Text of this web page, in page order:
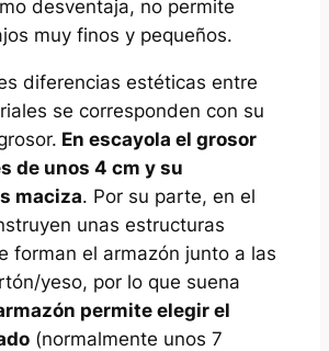
desventaja, no permite
muy finos y pequeños.
diferencias estéticas entre
se corresponden con su
En escayola el grosor
de unos 4 cm y su
maciza. Por su parte, en el
unas estructuras
forman el armazón junto a las
yeso, por lo que suena
permite elegir el
(normalmente unos 7